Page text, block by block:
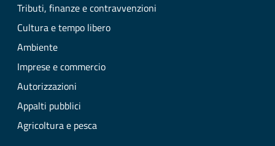
Tributi, finanze e contravvenzioni
Cultura e tempo libero
Ambiente
Imprese e commercio
Autorizzazioni
Appalti pubblici
Agricoltura e pesca